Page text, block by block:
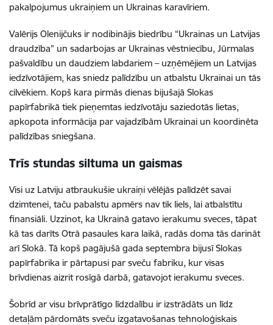
pakalpojumus ukraiņiem un Ukrainas karavīriem.
Valērijs Olenijčuks ir nodibinājis biedrību “Ukrainas un Latvijas
draudzība” un sadarbojas ar Ukrainas vēstniecību, Jūrmalas
pašvaldību un daudziem labdariem – uzņēmējiem un Latvijas
iedzīvotājiem, kas sniedz palīdzību un atbalstu Ukrainai un tās
cilvēkiem. Kopš kara pirmās dienas bijušajā Slokas
papīrfabrikā tiek pieņemtas iedzīvotāju saziedotās lietas,
apkopota informācija par vajadzībām Ukrainai un koordinēta
palīdzības sniegšana.
Trīs stundas siltuma un gaismas
Visi uz Latviju atbraukušie ukraiņi vēlējās palīdzēt savai
dzimtenei, taču pabalstu apmērs nav tik liels, lai atbalstītu
finansiāli. Uzzinot, ka Ukrainā gatavo ierakumu sveces, tāpat
kā tas darīts Otrā pasaules kara laikā, radās doma tās darināt
arī Slokā. Tā kopš pagājušā gada septembra bijusī Slokas
papīrfabrika ir pārtapusi par sveču fabriku, kur visas
brīvdienas aizrit rosīgā darbā, gatavojot ierakumu sveces.
Šobrīd ar visu brīvprātīgo līdzdalību ir izstrādāts un līdz
detaļām pārdomāts sveču izgatavošanas tehnoloģiskais